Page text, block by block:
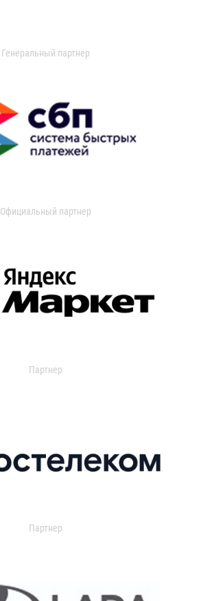
Генеральный партнер
Официальный партнер
Партнер
Партнер